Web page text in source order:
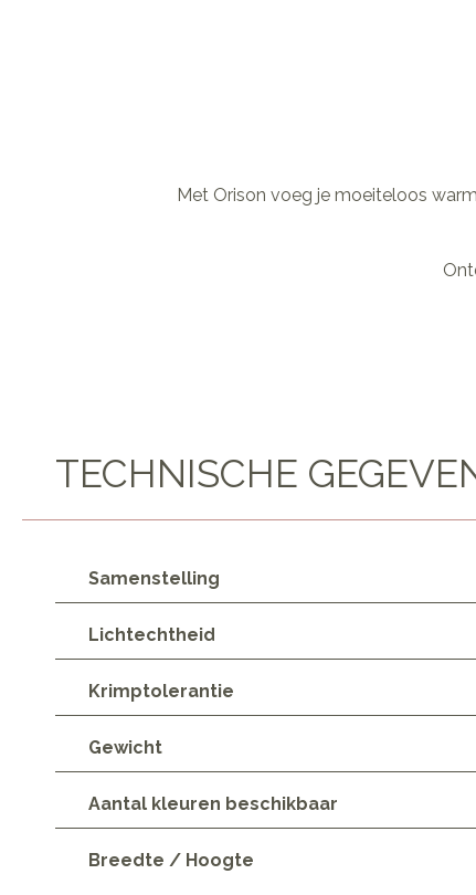
Met Orison voeg je moeiteloos
TECHNISCHE
Samenstelling
Lichtechtheid
Krimptolerantie
Gewicht
Aantal kleuren beschikbaar
Breedte / Hoogte